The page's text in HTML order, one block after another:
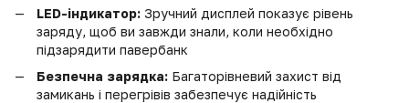
LED-індикатор: Зручний дисплей показує рівень
заряду, щоб ви завжди знали, коли необхідно
підзарядити павербанк
Безпечна зарядка: Багаторівневий захист від
замикань і перегрівів забезпечує надійність